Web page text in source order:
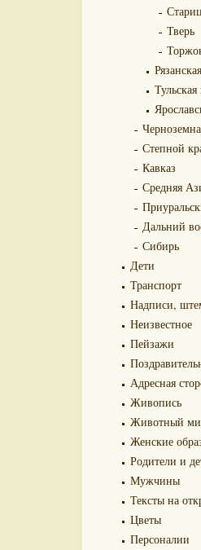
Тверь
Степной
Кавказ
Средняя
Дальний
Сибирь
Дети
Транспорт
Надписи,
Неизвестное
Пейзажи
Адресная
Живопись
Животный
Женские
Родители и
Мужчины
Тексты на
Цветы
Персоналии